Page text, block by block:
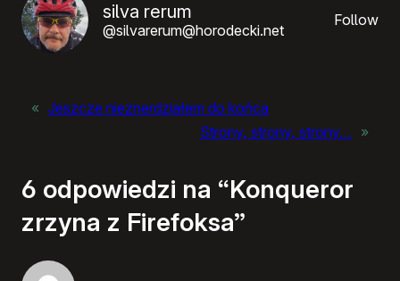
silva rerum
@silvarerum@horodecki.net
Follow
« Jeszcze nieznerdziałem do końca
Strony, strony, strony… »
6 odpowiedzi na “Konqueror
zrzyna z Firefoksa”